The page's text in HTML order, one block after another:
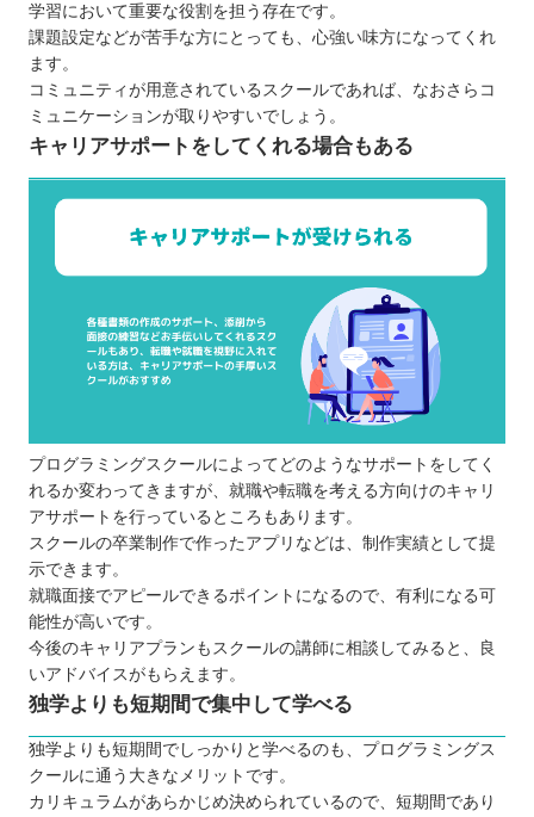
学習において重要な役割を担う存在です。
課題設定などが苦手な方にとっても、心強い味方になってくれ
ます。
コミュニティが用意されているスクールであれば、なおさらコ
ミュニケーションが取りやすいでしょう。
キャリアサポートをしてくれる場合もある
プログラミングスクールによってどのようなサポートをしてく
れるか変わってきますが、就職や転職を考える方向けのキャリ
アサポートを行っているところもあります。
スクールの卒業制作で作ったアプリなどは、制作実績として提
示できます。
就職面接でアピールできるポイントになるので、有利になる可
能性が高いです。
今後のキャリアプランもスクールの講師に相談してみると、良
いアドバイスがもらえます。
独学よりも短期間で集中して学べる
独学よりも短期間でしっかりと学べるのも、プログラミングス
クールに通う大きなメリットです。
カリキュラムがあらかじめ決められているので、短期間であり